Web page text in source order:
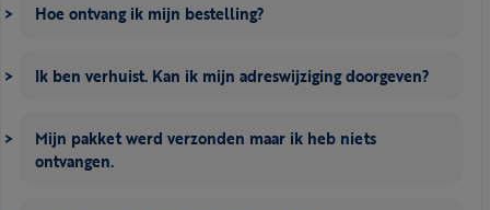
Hoe ontvang ik mijn bestelling?
Ik ben verhuist. Kan ik mijn adreswijziging doorgeven?
Mijn pakket werd verzonden maar ik heb niets
ontvangen.